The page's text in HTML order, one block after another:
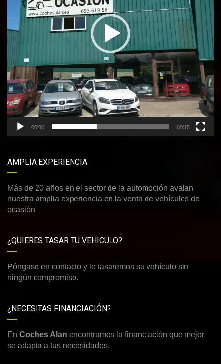
00:00 00:15
AMPLIA EXPERIENCIA
Más de 20 años en el sector de la automoción avalan
nuestra amplia experiencia en la venta de vehículos de
ocasión
¿QUIERES TASAR TU VEHICULO?
Póngase en contacto y le tasaremos su vehículo sin
ningún compromiso.
¿NECESITAS FINANCIACIÓN?
En Coches Alan encontramos la financiación que mejor
se adapta a tus necesidades.